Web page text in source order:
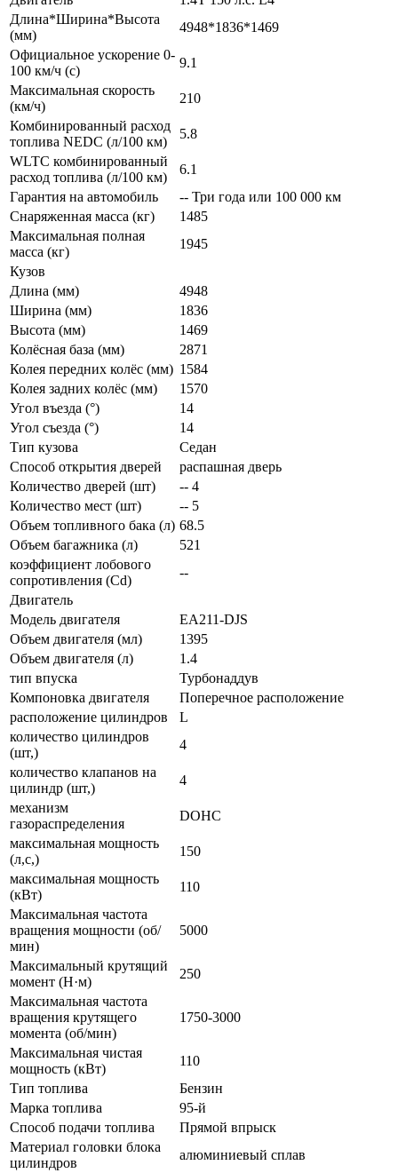
Длина*Ширина*Высота
(мм)
4948*1836*1469
Официальное ускорение 0-
100 км/ч (с)
9.1
Максимальная скорость
(км/ч)
210
Комбинированный расход
топлива NEDC (л/100 км)
5.8
WLTC комбинированный
расход топлива (л/100 км)
6.1
Гарантия на автомобиль
-- Три года или 100 000 км
Снаряженная масса (кг)
1485
Максимальная полная
масса (кг)
1945
Кузов
Длина (мм)
4948
Ширина (мм)
1836
Высота (мм)
1469
Колёсная база (мм)
2871
Колея передних колёс (мм) 1584
Колея задних колёс (мм)
1570
Угол въезда (°)
14
Угол съезда (°)
14
Тип кузова
Седан
Способ открытия дверей
распашная дверь
Количество дверей (шт)
-- 4
Количество мест (шт)
-- 5
Объем топливного бака (л) 68.5
Объем багажника (л)
521
коэффициент лобового
сопротивления (Cd)
--
Двигатель
Модель двигателя
EA211-DJS
Объем двигателя (мл)
1395
Объем двигателя (л)
1.4
тип впуска
Турбонаддув
Компоновка двигателя
Поперечное расположение
расположение цилиндров
L
количество цилиндров
(шт,)
4
количество клапанов на
цилиндр (шт,)
4
механизм
газораспределения
DOHC
максимальная мощность
(л,с,)
150
максимальная мощность
(кВт)
110
Максимальная частота
вращения мощности (об/
мин)
5000
Максимальный крутящий
момент (Н·м)
250
Максимальная частота
вращения крутящего
момента (об/мин)
1750-3000
Максимальная чистая
мощность (кВт)
110
Тип топлива
Бензин
Марка топлива
95-й
Способ подачи топлива
Прямой впрыск
Материал головки блока
цилиндров
алюминиевый сплав